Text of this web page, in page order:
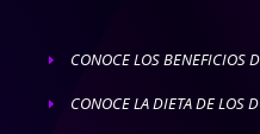
E CONOCE LOS BENEFICIOS
E CONOCE LA DIETA DE LOS